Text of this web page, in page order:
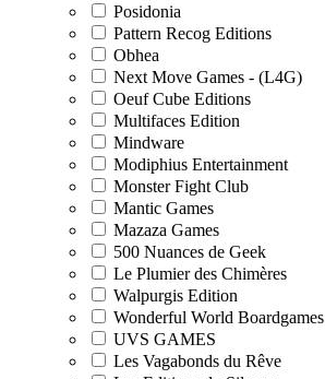
Posidonia
Pattern Recog Editions
Obhea
Next Move Games - (L4G)
Oeuf Cube Editions
Multifaces Edition
Mindware
Modiphius Entertainment
Monster Fight Club
Mantic Games
Mazaza Games
500 Nuances de Geek
Le Plumier des Chimères
Walpurgis Edition
Wonderful World Boardgames
UVS GAMES
Les Vagabonds du Rêve